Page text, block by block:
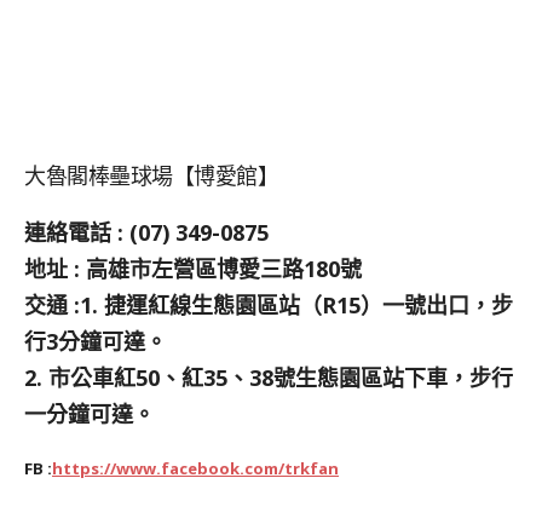
大魯閣棒壘球場【博愛館】
連絡電話 : (07) 349-0875
地址 : 高雄市左營區博愛三路180號
交通 :1. 捷運紅線生態園區站（R15）一號出口，步
行3分鐘可達。
2. 市公車紅50、紅35、38號生態園區站下車，步行
一分鐘可達。
FB :https://www.facebook.com/trkfan